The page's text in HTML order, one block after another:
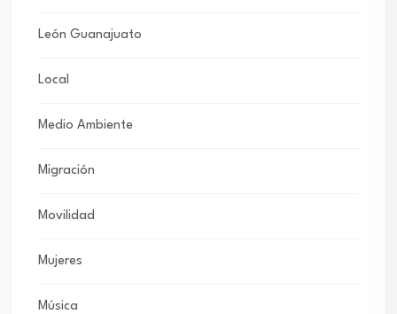
León Guanajuato
Local
Medio Ambiente
Migración
Movilidad
Mujeres
Música